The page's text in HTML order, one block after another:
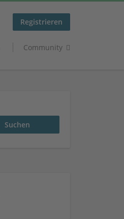
Registrieren
Community